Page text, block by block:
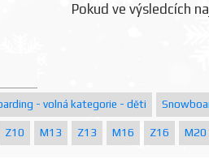
Pokud ve výsledcích
- volná kategorie - děti
Z10 M13 Z13 M16 Z16 M20